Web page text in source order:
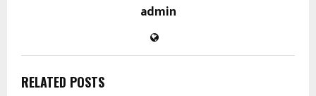
admin
RELATED POSTS